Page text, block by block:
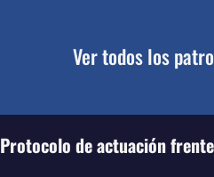
Ver todos los
Protocolo de actuación